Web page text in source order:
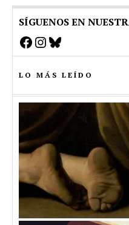
SÍGUENOS EN
Facebook
Instagram
Bluesky
LO MÁS LEÍDO